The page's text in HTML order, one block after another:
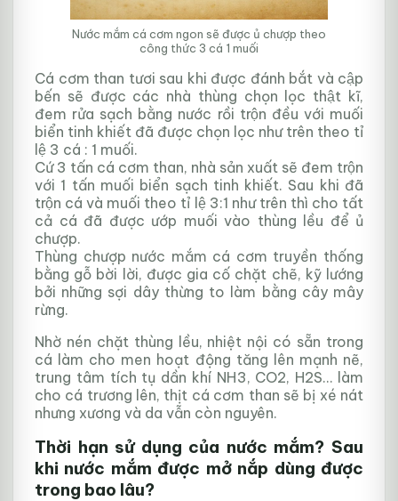
Nước mắm cá cơm ngon sẽ được ủ chượp theo
công thức 3 cá 1 muối
Cá cơm than tươi sau khi được đánh bắt và cập
bến sẽ được các nhà thùng chọn lọc thật kĩ,
đem rửa sạch bằng nước rồi trộn đều với muối
biển tinh khiết đã được chọn lọc như trên theo tỉ
lệ 3 cá : 1 muối.
Cứ 3 tấn cá cơm than, nhà sản xuất sẽ đem trộn
với 1 tấn muối biển sạch tinh khiết. Sau khi đã
trộn cá và muối theo tỉ lệ 3:1 như trên thì cho tất
cả cá đã được ướp muối vào thùng lều để ủ
chượp.
Thùng chượp nước mắm cá cơm truyền thống
bằng gỗ bời lời, được gia cố chặt chẽ, kỹ lướng
bởi những sợi dây thừng to làm bằng cây mây
rừng.
Nhờ nén chặt thùng lều, nhiệt nội có sẵn trong
cá làm cho men hoạt động tăng lên mạnh nẽ,
trung tâm tích tụ dần khí NH3, CO2, H2S… làm
cho cá trương lên, thịt cá cơm than sẽ bị xé nát
nhưng xương và da vẫn còn nguyên.
Thời hạn sử dụng của nước mắm? Sau
khi nước mắm được mở nắp dùng được
trong bao lâu?